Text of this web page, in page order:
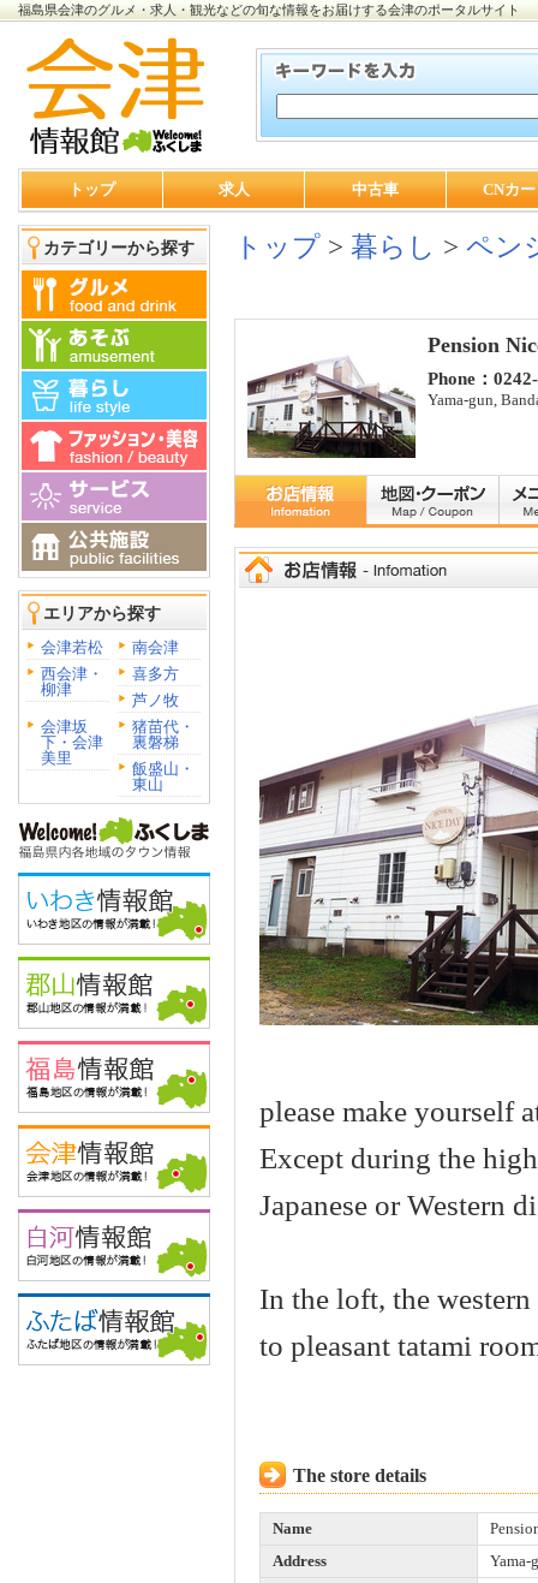
福島県会津のグルメ・求人・観光などの旬な情報をお届けする会津のポータルサイト
トップ 求人 中古車 CNカ
カテゴリーから探す
エリアから探す
会津若松
南会津
西会津・
柳津
喜多方
芦ノ牧
会津坂
下・会津
美里
猪苗代・
裏磐梯
飯盛山・
東山
トップ > 暮らし > ペン
Pension
Phone：
Yama-gun,
please make yourself
Except during the
Japanese or Western
In the loft, the
to pleasant tatami
The store details
Name
Address
Yama-